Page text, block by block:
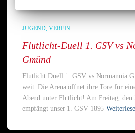
JUGEND VEREIN
Flutlicht-Duell 1. GSV vs
Gmünd
Flutlicht Duell 1. GSV vs Normannia
weit: Die Arena öffnet ihre Tore für
Abend unter Flutlicht! Am Freitag, den
empfängt unser 1. GSV 1895